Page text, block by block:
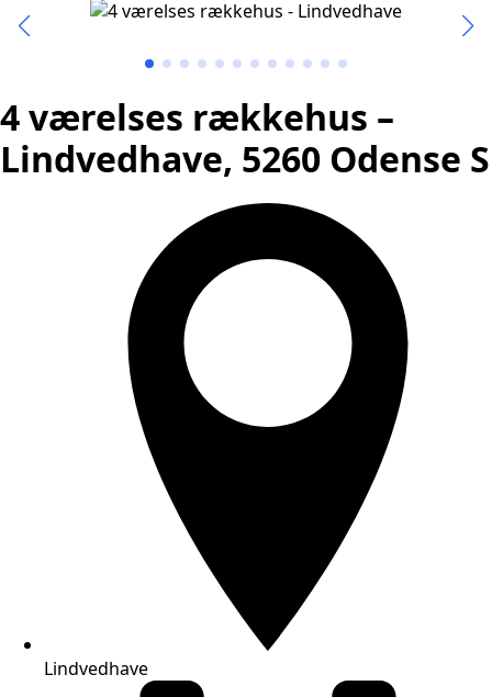
4 værelses rækkehus –
Lindvedhave, 5260 Odense S
Lindvedhave